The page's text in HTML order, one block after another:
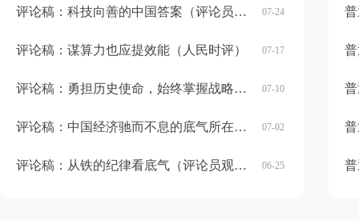
07-24
评论稿：科技向善的中国答案（评论员观察）
07-17
评论稿：谋算力也应提效能（人民时评）
07-10
评论稿：勇担历史使命，始终掌握战略主动（评论员观察）
07-02
评论稿：中国经济驰而不息的底气所在（人民时评）
06-25
评论稿：从铁的纪律看底气（评论员观察）